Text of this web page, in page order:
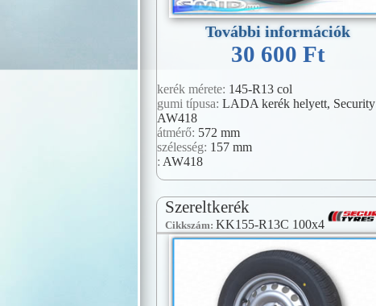
További információk
30 600 Ft
kerék mérete: 145-R13 col
gumi típusa: LADA kerék helyett, Security
AW418
átmérő: 572 mm
szélesség: 157 mm
: AW418
Szereltkerék
Cikkszám: KK155-R13C 100x4